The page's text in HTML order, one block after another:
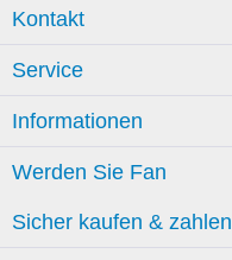
Kontakt
Service
Informationen
Werden Sie Fan
Sicher kaufen & zahlen